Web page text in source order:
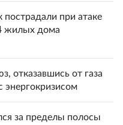
пострадали при атаке
жилых дома
отказавшись от газа
энергокризисом
за пределы полосы